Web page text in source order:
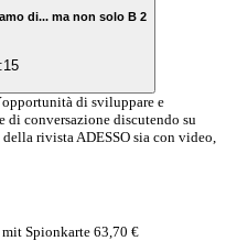
di... ma non solo B 2
di sviluppare e
conversazione discutendo su
rivista ADESSO sia con video,
Spionkarte 63,70 €